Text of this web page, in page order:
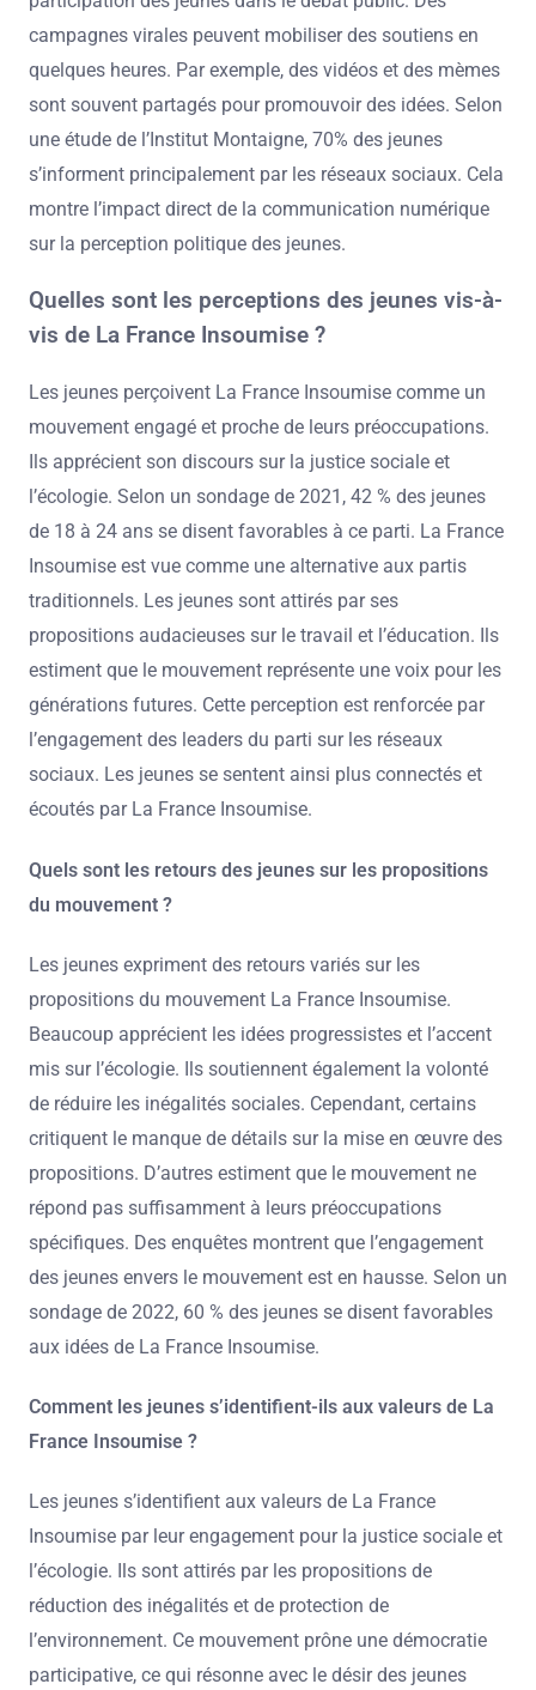
campagnes virales peuvent mobiliser des soutiens en
quelques heures. Par exemple, des vidéos et des mèmes
sont souvent partagés pour promouvoir des idées. Selon
une étude de l’Institut Montaigne, 70% des jeunes
s’informent principalement par les réseaux sociaux. Cela
montre l’impact direct de la communication numérique
sur la perception politique des jeunes.
Quelles sont les perceptions des jeunes vis-à-
vis de La France Insoumise ?
Les jeunes perçoivent La France Insoumise comme un
mouvement engagé et proche de leurs préoccupations.
Ils apprécient son discours sur la justice sociale et
l’écologie. Selon un sondage de 2021, 42 % des jeunes
de 18 à 24 ans se disent favorables à ce parti. La France
Insoumise est vue comme une alternative aux partis
traditionnels. Les jeunes sont attirés par ses
propositions audacieuses sur le travail et l’éducation. Ils
estiment que le mouvement représente une voix pour les
générations futures. Cette perception est renforcée par
l’engagement des leaders du parti sur les réseaux
sociaux. Les jeunes se sentent ainsi plus connectés et
écoutés par La France Insoumise.
Quels sont les retours des jeunes sur les propositions
du mouvement ?
Les jeunes expriment des retours variés sur les
propositions du mouvement La France Insoumise.
Beaucoup apprécient les idées progressistes et l’accent
mis sur l’écologie. Ils soutiennent également la volonté
de réduire les inégalités sociales. Cependant, certains
critiquent le manque de détails sur la mise en œuvre des
propositions. D’autres estiment que le mouvement ne
répond pas suffisamment à leurs préoccupations
spécifiques. Des enquêtes montrent que l’engagement
des jeunes envers le mouvement est en hausse. Selon un
sondage de 2022, 60 % des jeunes se disent favorables
aux idées de La France Insoumise.
Comment les jeunes s’identifient-ils aux valeurs de La
France Insoumise ?
Les jeunes s’identifient aux valeurs de La France
Insoumise par leur engagement pour la justice sociale et
l’écologie. Ils sont attirés par les propositions de
réduction des inégalités et de protection de
l’environnement. Ce mouvement prône une démocratie
participative, ce qui résonne avec le désir des jeunes